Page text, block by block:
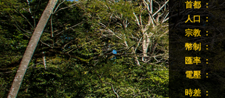
首都 ：
人口 ：
宗教 ：
幣制 ：
匯率 ：
電壓 ：
時差 ：